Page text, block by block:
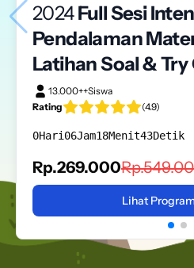
2024Full Sesi
Pendalaman
Latihan Soal & Try
13.000++Siswa
Rating
(4.9)
0Hari 06Jam18Menit43Detik
Rp.269.000Rp.
Lihat Program